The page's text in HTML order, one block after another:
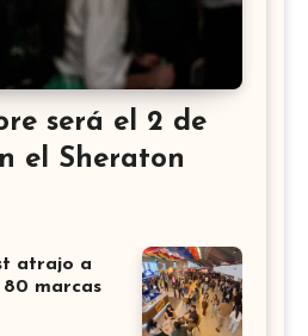
será el 2 de
el Sheraton
atrajo a
marcas